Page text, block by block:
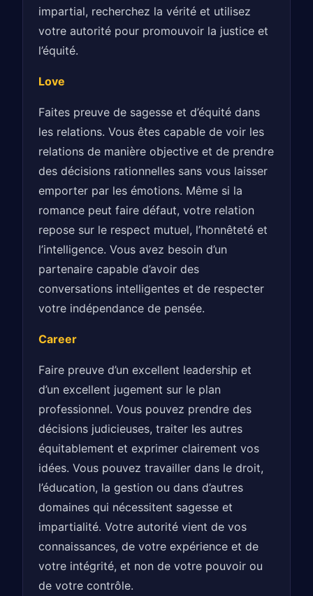
impartial, recherchez la vérité et utilisez
votre autorité pour promouvoir la justice et
l’équité.
Love
Faites preuve de sagesse et d’équité dans
les relations. Vous êtes capable de voir les
relations de manière objective et de prendre
des décisions rationnelles sans vous laisser
emporter par les émotions. Même si la
romance peut faire défaut, votre relation
repose sur le respect mutuel, l’honnêteté et
l’intelligence. Vous avez besoin d’un
partenaire capable d’avoir des
conversations intelligentes et de respecter
votre indépendance de pensée.
Career
Faire preuve d’un excellent leadership et
d’un excellent jugement sur le plan
professionnel. Vous pouvez prendre des
décisions judicieuses, traiter les autres
équitablement et exprimer clairement vos
idées. Vous pouvez travailler dans le droit,
l’éducation, la gestion ou dans d’autres
domaines qui nécessitent sagesse et
impartialité. Votre autorité vient de vos
connaissances, de votre expérience et de
votre intégrité, et non de votre pouvoir ou
de votre contrôle.